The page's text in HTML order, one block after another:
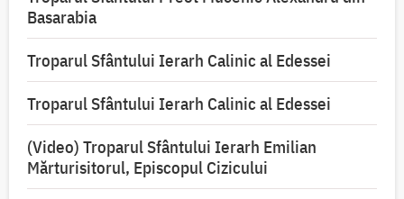
Basarabia
Troparul Sfântului Ierarh Calinic al Edessei
Troparul Sfântului Ierarh Calinic al Edessei
(Video) Troparul Sfântului Ierarh Emilian
Mărturisitorul, Episcopul Cizicului